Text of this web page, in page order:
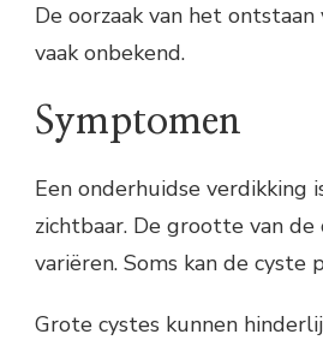
De oorzaak van het ontstaan
vaak onbekend.
Symptomen
Een onderhuidse verdikking
zichtbaar. De grootte van de
variëren. Soms kan de cyste
Grote cystes kunnen